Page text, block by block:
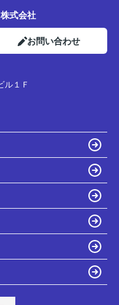
式会社
お問い合わせ
ル１Ｆ